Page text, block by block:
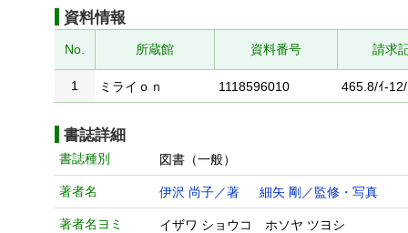
資料情報
No. 所蔵館 資料番号 請求
1 ミライｏｎ 1118596010 465.8/ｲ-12/
書誌詳細
書誌種別 図書（一般）
著者名 伊沢 尚子／著 細矢 剛／監修・写真
著者名ヨミ イザワ ショウコ ホソヤ ツヨシ